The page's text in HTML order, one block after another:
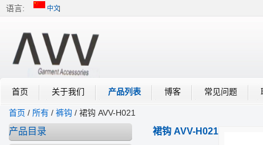
语言: 中文
首页 关于我们 产品列表 博客 常见问题
首页 / 所有 / 裤钩 / 裙钩 AVV-H021
产品目录 裙钩 AVV-H021